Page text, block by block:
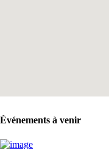
Événements à venir